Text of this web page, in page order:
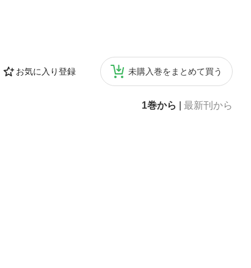
お気に入り登録 未購入巻をまとめて買う
1巻から 最新刊から